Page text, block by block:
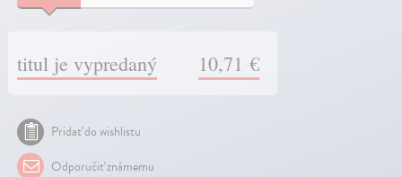
titul je vypredaný 10,71 €
Pridať do wishlistu
Odporučiť známemu